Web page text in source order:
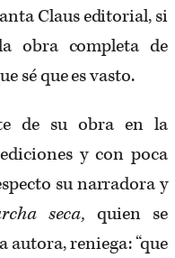
Claus editorial, si
obra completa de
sé que es vasto.
de su obra en la
y con poca
su narradora y
seca, quien se
autora, reniega: “que